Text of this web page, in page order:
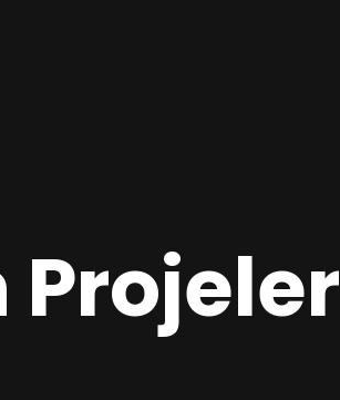
Projeler